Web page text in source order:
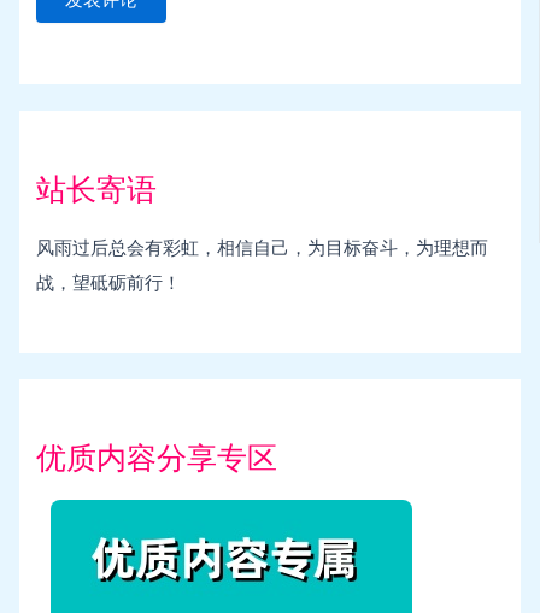
站长寄语
风雨过后总会有彩虹，相信自己，为目标奋斗，为理想而
战，望砥砺前行！
优质内容分享专区